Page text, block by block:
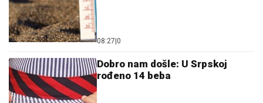
08:27 0
Dobro nam došle: U Srpskoj
rođeno 14 beba